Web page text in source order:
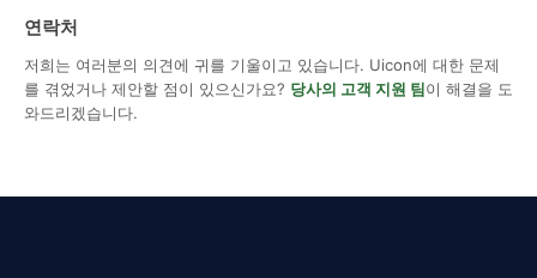
연락처
저희는 여러분의 의견에 귀를 기울이고 있습니다. Uicon에 대한 문제
를 겪었거나 제안할 점이 있으신가요? 당사의 고객 지원 팀이 해결을 도
와드리겠습니다.